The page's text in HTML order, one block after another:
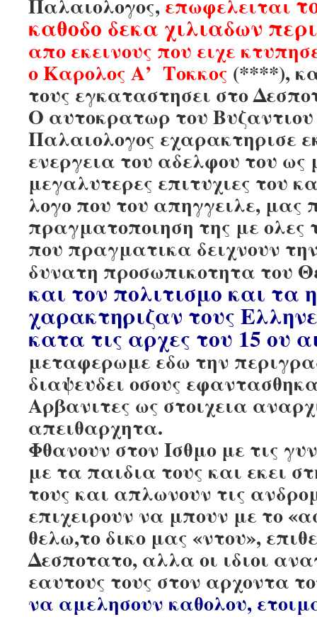
Παλαιολογος,επωφελειται
καθοδο δεκα χιλιαδων
απο εκεινους που ειχε
ο Καρολος Α’ Τοκκος (****),
τους εγκαταστησει στο
Ο αυτοκρατωρ του
Παλαιολογος εχαρακτηρισε
ενεργεια του αδελφου του ως
μεγαλυτερες επιτυχιες του
λογο που του απηγγειλε, μας
πραγματοποιηση της με ολες
που πραγματικα δειχνουν
δυνατη προσωπικοτητα του
και τον πολιτισμο και τα
χαρακτηριζαν τους
κατα τις αρχες του 15 ου
μεταφερωμε εδω την
διαψευδει οσους
Αρβανιτες ως στοιχεια
απειθαρχητα.
Φθανουν στον Ισθμο με τις
με τα παιδια τους και εκει
τους και απλωνουν τις
επιχειρουν να μπουν με το
θελω,το δικο μας «ντου»,
Δεσποτατο, αλλα οι ιδιοι
εαυτους τους στον αρχοντα
να αμελησουν καθολου,